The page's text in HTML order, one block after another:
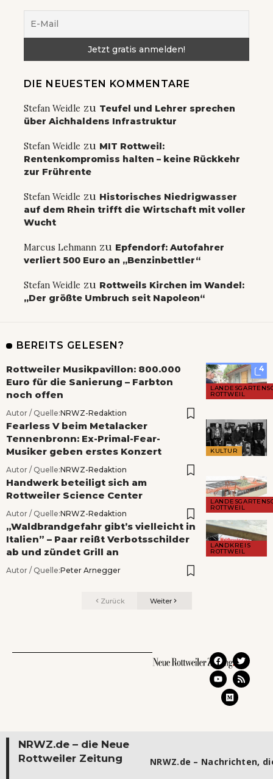
DIE NEUESTEN KOMMENTARE
Stefan Weidle zu Teufel und Lehrer sprechen
über Aichhaldens Infrastruktur
Stefan Weidle zu MIT Rottweil:
Rentenkompromiss halten – keine Rückkehr
zur Frührente
Stefan Weidle zu Historisches Niedrigwasser
auf dem Rhein trifft die Wirtschaft mit voller
Wucht
Marcus Lehmann zu Epfendorf: Autofahrer
verliert 500 Euro an „Benzinbettler“
Stefan Weidle zu Rottweils Kirchen im Wandel:
„Der größte Umbruch seit Napoleon“
BEREITS GELESEN?
4
ROTTWEIL
Rottweiler Musikpavillon: 800.000
Euro für die Sanierung – Farbton
noch offen
Autor / Quelle:NRWZ-Redaktion
KULTUR
Fearless V beim Metalacker
Tennenbronn: Ex-Primal-Fear-
Musiker geben erstes Konzert
Autor / Quelle:NRWZ-Redaktion
ROTTWEIL
Handwerk beteiligt sich am
Rottweiler Science Center
Autor / Quelle:NRWZ-Redaktion
LANDKREIS
ROTTWEIL
„Waldbrandgefahr gibt’s vielleicht in
Italien” – Paar reißt Verbotsschilder
ab und zündet Grill an
Autor / Quelle:Peter Arnegger
Zurück Weiter
NRWZ.de – die Neue
Rottweiler Zeitung
NRWZ.de – Nachrichten,